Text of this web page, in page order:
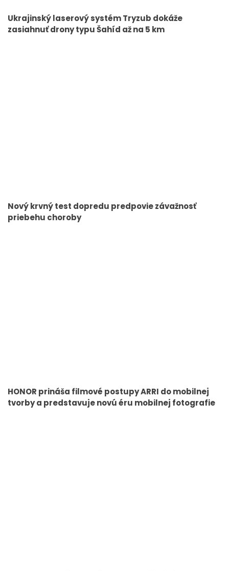
Ukrajinský laserový systém Tryzub dokáže
zasiahnuť drony typu Šahíd až na 5 km
Nový krvný test dopredu predpovie závažnosť
priebehu choroby
HONOR prináša filmové postupy ARRI do mobilnej
tvorby a predstavuje novú éru mobilnej fotografie